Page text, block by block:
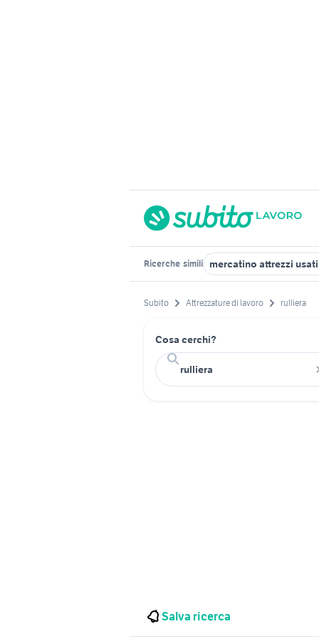
Ricerche simili mercatino attrezzi
Subito Attrezzature di lavoro rulliera
Cosa cerchi?
Salva ricerca